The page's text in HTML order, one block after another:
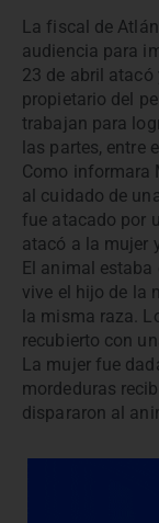
La fiscal de
audiencia para
23 de abril atacó
propietario del
trabajan para
las partes, entre
Como informara
al cuidado de
fue atacado por
atacó a la mujer
El animal
vive el hijo de la
la misma raza.
recubierto con
La mujer fue
mordeduras
dispararon al